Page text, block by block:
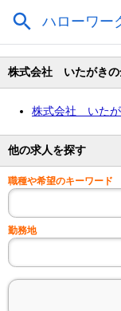
株式会社 いたがきの
株式会社 いたが
他の求人を探す
職種や希望のキーワード
勤務地